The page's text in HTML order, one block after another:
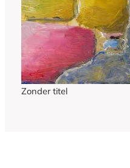
Zonder titel